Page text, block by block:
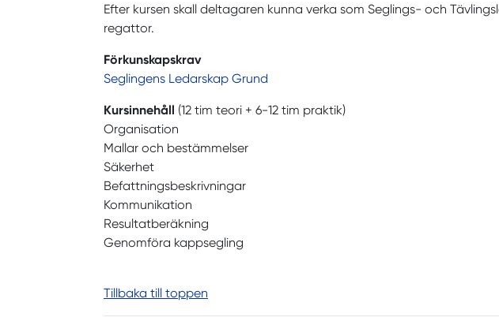
Efter kursen skall deltagaren kunna verka som Seglings- och
regattor.
Förkunskapskrav
Seglingens Ledarskap Grund
Kursinnehåll (12 tim teori + 6-12 tim praktik)
Organisation
Mallar och bestämmelser
Säkerhet
Befattningsbeskrivningar
Kommunikation
Resultatberäkning
Genomföra kappsegling
Tillbaka till toppen